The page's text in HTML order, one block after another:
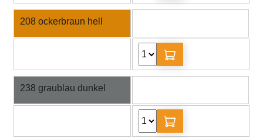
208 ockerbraun hell
238 graublau dunkel